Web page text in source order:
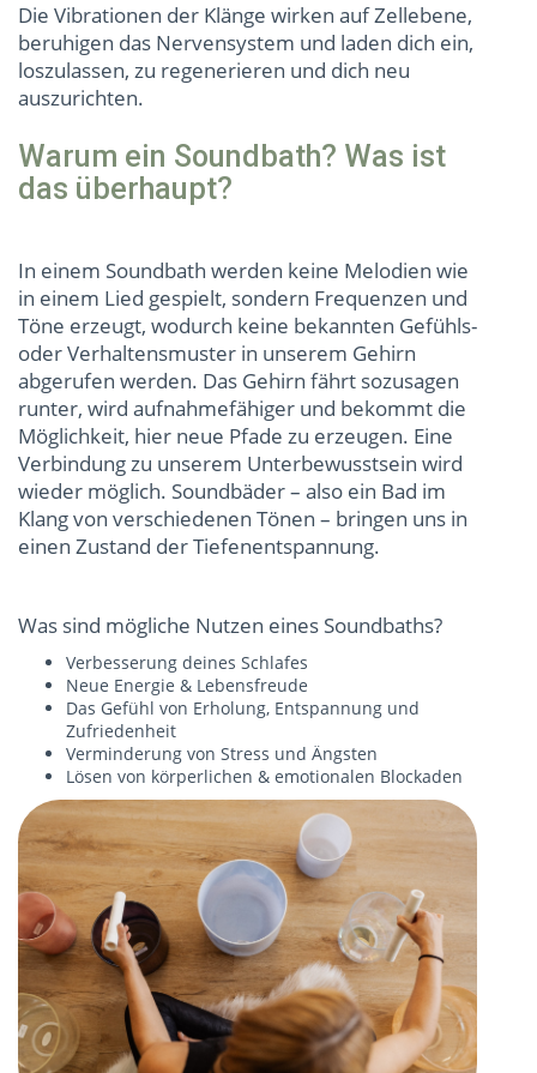
Die Vibrationen der Klänge wirken auf Zellebene,
beruhigen das Nervensystem und laden dich ein,
loszulassen, zu regenerieren und dich neu
auszurichten.
Warum ein Soundbath? Was ist
das überhaupt?
In einem Soundbath werden keine Melodien wie
in einem Lied gespielt, sondern Frequenzen und
Töne erzeugt, wodurch keine bekannten Gefühls-
oder Verhaltensmuster in unserem Gehirn
abgerufen werden. Das Gehirn fährt sozusagen
runter, wird aufnahmefähiger und bekommt die
Möglichkeit, hier neue Pfade zu erzeugen. Eine
Verbindung zu unserem Unterbewusstsein wird
wieder möglich. Soundbäder – also ein Bad im
Klang von verschiedenen Tönen – bringen uns in
einen Zustand der Tiefenentspannung.
Was sind mögliche Nutzen eines Soundbaths?
Verbesserung deines Schlafes
Neue Energie & Lebensfreude
Das Gefühl von Erholung, Entspannung und
Zufriedenheit
Verminderung von Stress und Ängsten
Lösen von körperlichen & emotionalen Blockaden